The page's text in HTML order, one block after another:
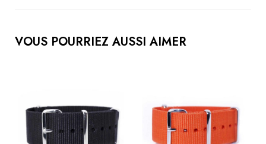
VOUS POURRIEZ AUSSI AIMER